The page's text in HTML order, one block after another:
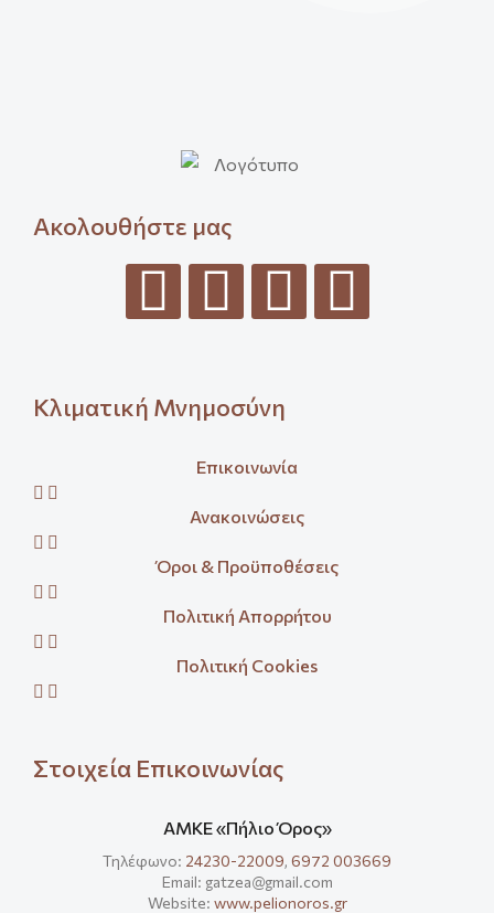
Ακολουθήστε μας
Κλιματική Μνημοσύνη
Επικοινωνία
Ανακοινώσεις
Όροι & Προϋποθέσεις
Πολιτική Απορρήτου
Πολιτική Cookies
Στοιχεία Επικοινωνίας
ΑΜΚΕ «Πήλιο Όρος»
Τηλέφωνο: 24230-22009, 6972 003669
Email: gatzea@gmail.com
Website: www.pelionoros.gr